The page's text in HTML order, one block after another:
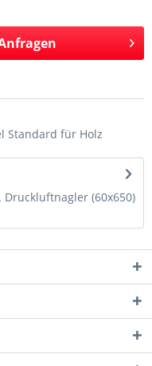
Standard für Holz
Druckluftnagler (60x650)